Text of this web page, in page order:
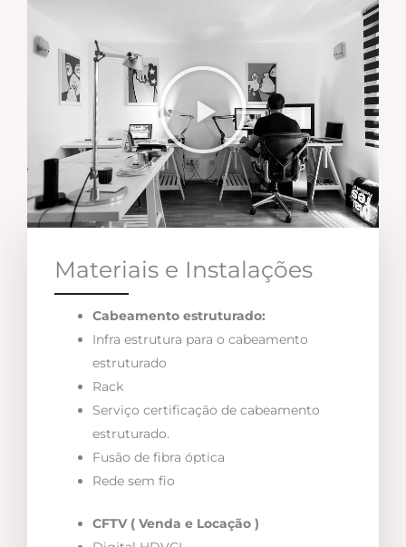
Materiais e Instalações
Cabeamento estruturado:
Infra estrutura para o cabeamento
estruturado
Rack
Serviço certificação de cabeamento
estruturado.
Fusão de fibra óptica
Rede sem fio
CFTV ( Venda e Locação )